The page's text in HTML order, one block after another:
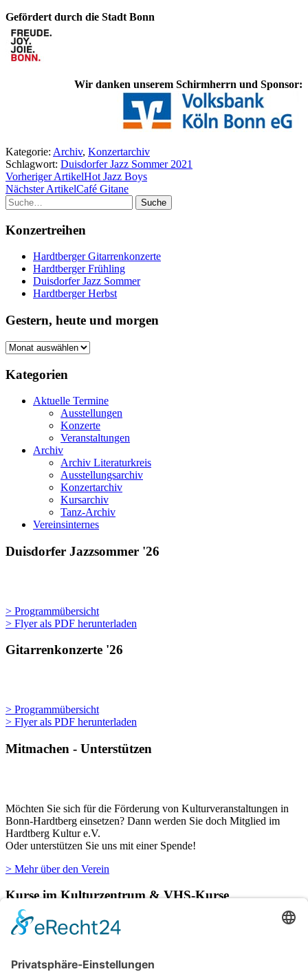
Gefördert durch die Stadt Bonn
Wir danken unserem Schirmherrn und Sponsor:
Kategorie: Archiv, Konzertarchiv
Schlagwort: Duisdorfer Jazz Sommer 2021
Vorheriger ArtikelHot Jazz Boys
Nächster ArtikelCafé Gitane
Suche
Konzertreihen
Hardtberger Gitarrenkonzerte
Hardtberger Frühling
Duisdorfer Jazz Sommer
Hardtberger Herbst
Gestern, heute und morgen
Gestern,
und
morgen
Kategorien
Aktuelle Termine
Ausstellungen
Konzerte
Veranstaltungen
Archiv
Archiv Literaturkreis
Ausstellungsarchiv
Konzertarchiv
Kursarchiv
Tanz-Archiv
Vereinsinternes
Duisdorfer Jazzsommer '26
> Programmübersicht
> Flyer als PDF herunterladen
Gitarrenkonzerte '26
> Programmübersicht
> Flyer als PDF herunterladen
Mitmachen - Unterstützen
Möchten Sie sich für die Förderung von Kulturveranstaltungen in
Bonn-Hardtberg einsetzen? Dann werden Sie doch Mitglied im
Hardtberg Kultur e.V.
Oder unterstützen Sie uns mit einer Spende!
> Mehr über den Verein
Kurse im Kulturzentrum & VHS-Kurse
Räumlichkeiten im Kulturzentrum für einige ihrer Kurse.